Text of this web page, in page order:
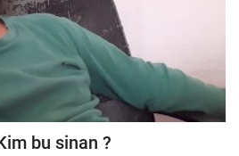
bu sinan ?